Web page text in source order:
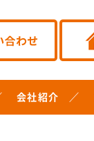
会社紹介